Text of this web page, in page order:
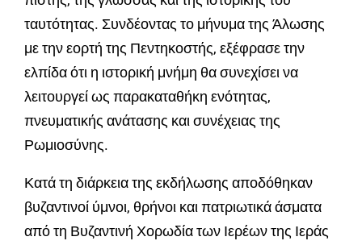
ταυτότητας. Συνδέοντας το μήνυμα της Άλωσης
με την εορτή της Πεντηκοστής, εξέφρασε την
ελπίδα ότι η ιστορική μνήμη θα συνεχίσει να
λειτουργεί ως παρακαταθήκη ενότητας,
πνευματικής ανάτασης και συνέχειας της
Ρωμιοσύνης.
Κατά τη διάρκεια της εκδήλωσης αποδόθηκαν
βυζαντινοί ύμνοι, θρήνοι και πατριωτικά άσματα
από τη Βυζαντινή Χορωδία των Ιερέων της Ιεράς